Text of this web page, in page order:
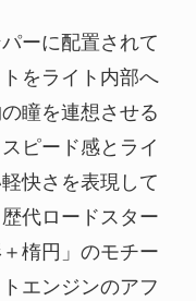
ーに配置されて
をライト内部へ
瞳を連想させる
ピード感とライ
快さを表現して
代ロードスター
楕円」のモチー
エンジンのアフ